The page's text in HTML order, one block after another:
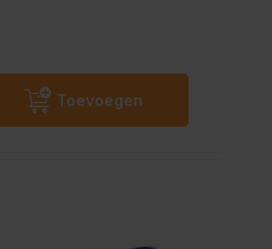
Toevoegen